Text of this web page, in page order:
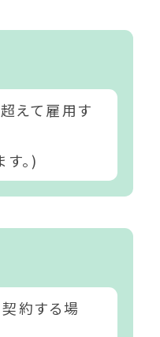
えて雇用す
。)
約する場